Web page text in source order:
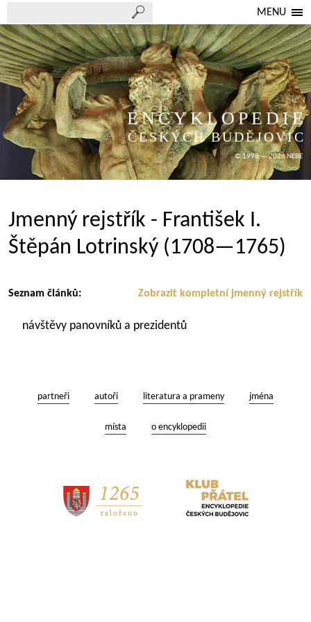
MENU
ENCYKLOPEDIE
ČESKÝCH BUDĚJOVIC
© 1998 — 2026 NEBE
Jmenný rejstřík - František I.
Štěpán Lotrinský (1708—1765)
Zobrazit kompletní jmenný rejstřík
Seznam článků:
návštěvy panovníků a prezidentů
partneři autoři literatura a prameny jména
místa o encyklopedii